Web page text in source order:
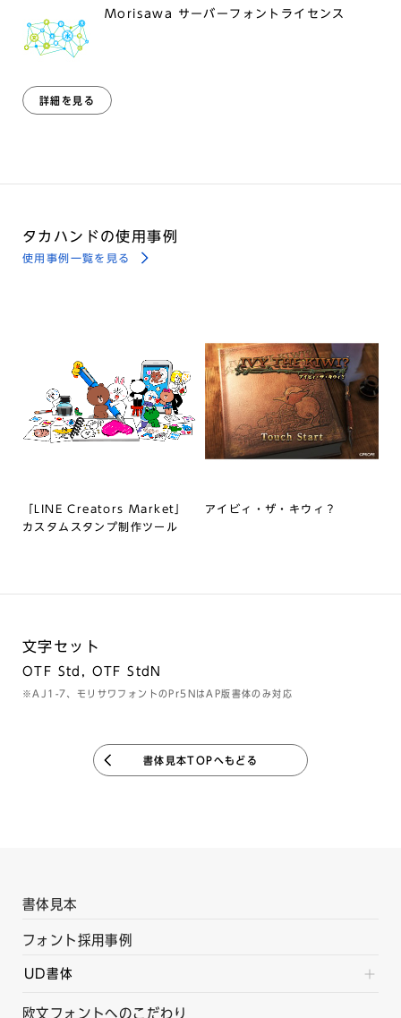
Morisawa サーバーフォントライセンス
詳細を見る
タカハンドの使用事例
使用事例一覧を見る
「LINE Creators Market」
カスタムスタンプ制作ツール
アイビィ・ザ・キウィ？
文字セット
OTF Std, OTF StdN
※AJ1-7、モリサワフォントのPr5NはAP版書体のみ対応
書体見本TOPへもどる
書体見本
フォント採用事例
UD書体
欧文フォントへのこだわり